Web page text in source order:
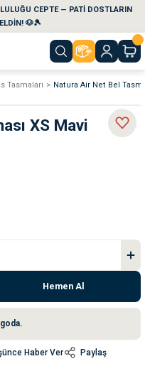
CEPTE — PATİ DOSTLARIN
🐶🎾
Tasmaları Natura Air Net Bel
XS Mavi
Hemen Al
Haber Ver
Paylaş